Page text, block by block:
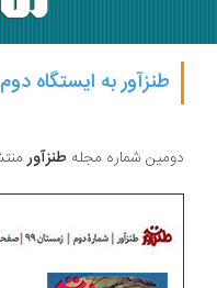
طنزآور به ایستگاه دوم رسید
شماره مجلهطنزآور منتشر شد.